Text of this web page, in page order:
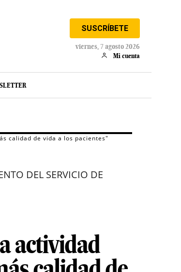
SUSCRÍBETE
viernes, 7 agosto 2026
Mi cuenta
calidad de vida a los pacientes"
DEL SERVICIO DE
actividad